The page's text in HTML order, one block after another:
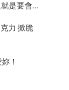
是要會
力 掀脆
！